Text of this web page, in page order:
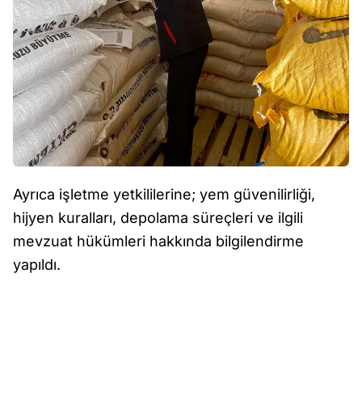
Ayrıca işletme yetkililerine; yem güvenilirliği,
hijyen kuralları, depolama süreçleri ve ilgili
mevzuat hükümleri hakkında bilgilendirme
yapıldı.